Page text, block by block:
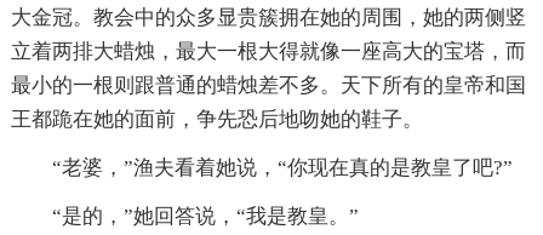
大金冠。教会中的众多显贵簇拥在她的周围，她的两侧竖
立着两排大蜡烛，最大一根大得就像一座高大的宝塔，而
最小的一根则跟普通的蜡烛差不多。天下所有的皇帝和国
王都跪在她的面前，争先恐后地吻她的鞋子。
“老婆，”渔夫看着她说，“你现在真的是教皇了吧?”
“是的，”她回答说，“我是教皇。”